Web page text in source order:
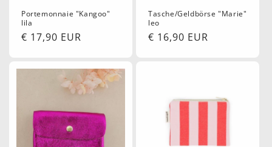
Portemonnaie "Kangoo"
lila
Normaler
€ 17,90 EUR
Tasche/Geldbörse "Marie"
leo
Normaler
€ 16,90 EUR